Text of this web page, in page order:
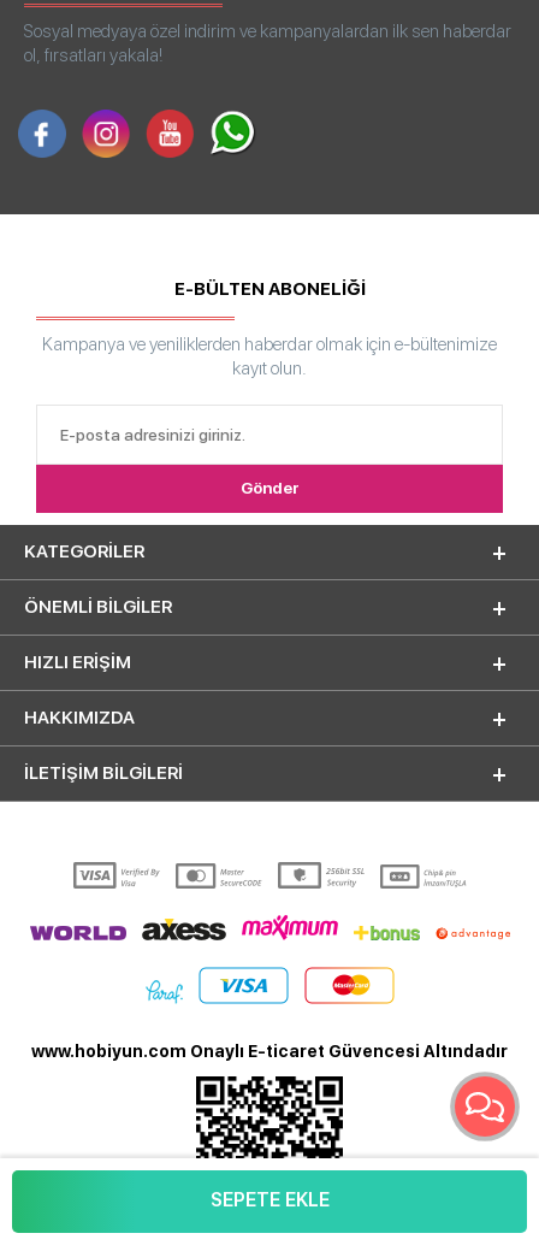
SEPETE EKLE
Sosyal medyaya özel indirim ve kampanyalardan ilk sen haberdar
ol, fırsatları yakala!
E-BÜLTEN ABONELİĞİ
Kampanya ve yeniliklerden haberdar olmak için e-bültenimize
kayıt olun.
KATEGORILER
ÖNEMLI BILGILER
HIZLI ERIŞIM
HAKKIMIZDA
İLETİŞİM BİLGİLERİ
www.hobiyun.com Onaylı E-ticaret Güvencesi Altındadır